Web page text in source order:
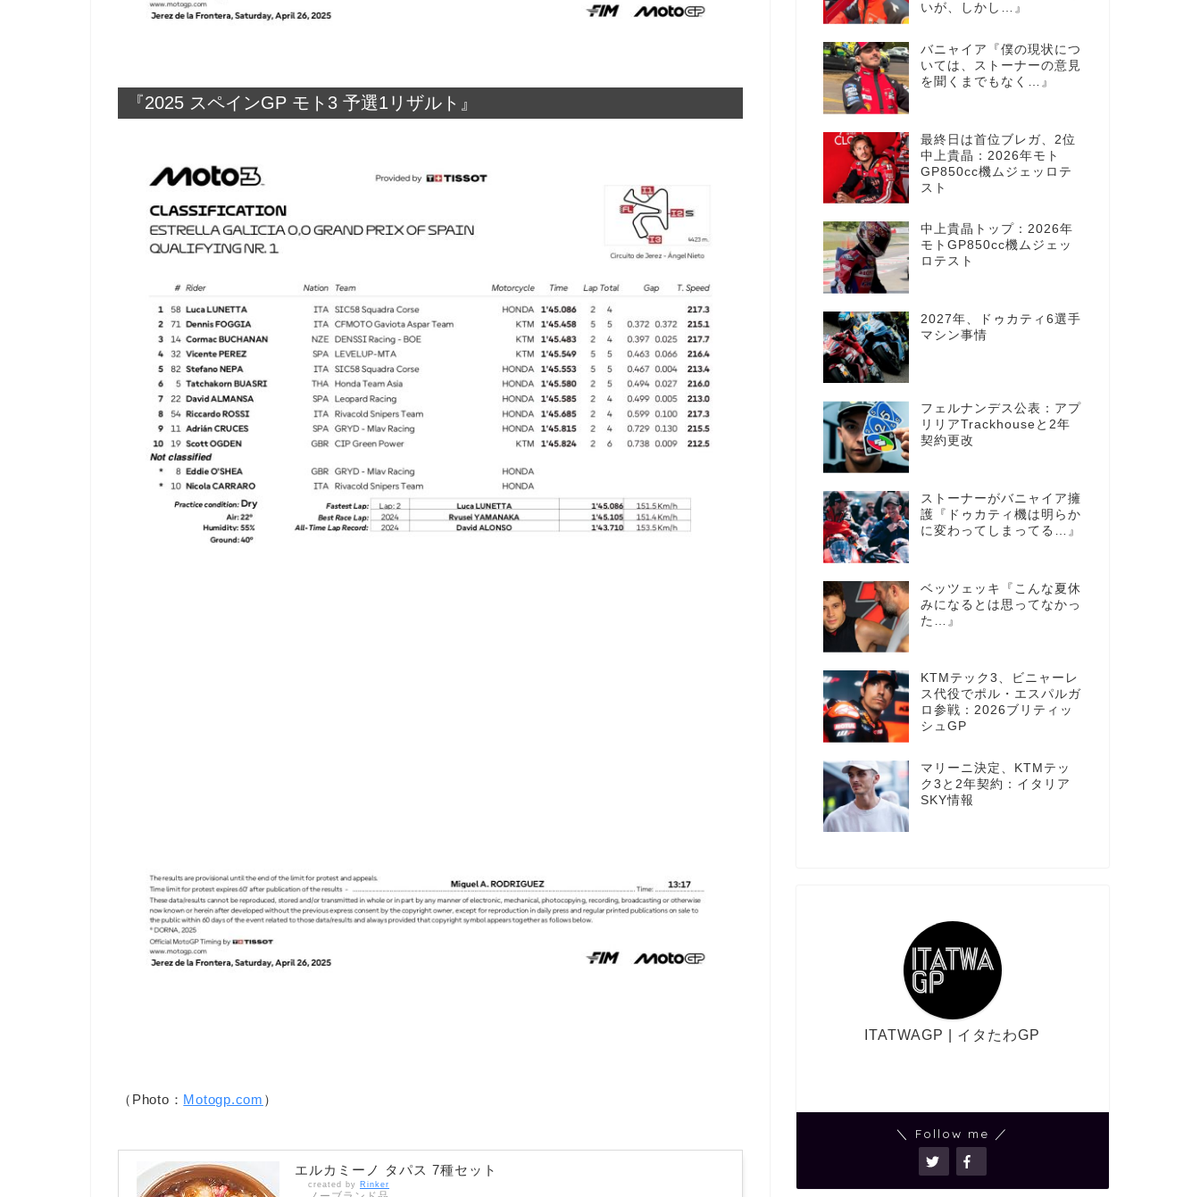
『2025 スペインGP モト3 予選1リザルト』
（Photo： Motogp.com ）
エルカミーノ タパス 7種セット
created by Rinker
いが、しかし…』
バニャイア『僕の現状につ
いては、ストーナーの意見
を聞くまでもなく…』
最終日は首位ブレガ、2位
中上貴晶：2026年モト
GP850cc機ムジェッロテ
スト
中上貴晶トップ：2026年
モトGP850cc機ムジェッ
ロテスト
2027年、ドゥカティ6選手
マシン事情
フェルナンデス公表：アプ
リリアTrackhouseと2年
契約更改
ストーナーがバニャイア擁
護『ドゥカティ機は明らか
に変わってしまってる…』
ベッツェッキ『こんな夏休
みになるとは思ってなかっ
た…』
KTMテック3、ビニャーレ
ス代役でポル・エスパルガ
ロ参戦：2026ブリティッ
シュGP
マリーニ決定、KTMテッ
ク3と2年契約：イタリア
SKY情報
ITATWAGP | イタたわGP
＼ Follow me ／